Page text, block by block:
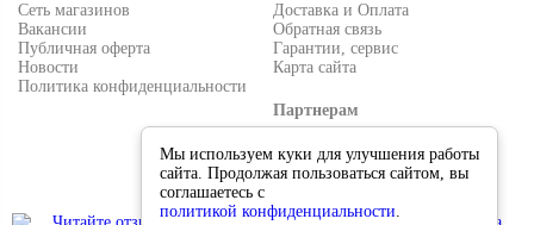
Сеть магазинов
Вакансии
Публичная оферта
Новости
Политика конфиденциальности
Доставка и Оплата
Обратная связь
Гарантии, сервис
Карта сайта
Партнерам
Условия работы
Реквизиты
Мы используем куки для улучшения работы
сайта. Продолжая пользоваться сайтом, вы
соглашаетесь с
политикой конфиденциальности.